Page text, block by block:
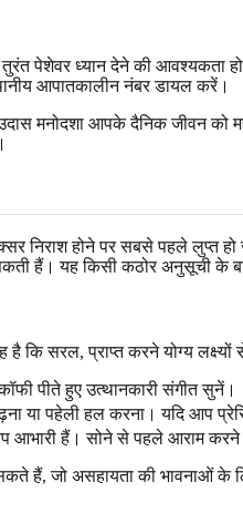
तुरंत पेशेवर ध्यान देने की
आपातकालीन नंबर डायल करें।
मनोदशा आपके दैनिक जीवन को
निराश होने पर सबसे पहले लुप्त
हैं। यह किसी कठोर अनुसूची के
सरल, प्राप्त करने योग्य लक्ष्यों
पीते हुए उत्थानकारी संगीत सुनें।
या पहेली हल करना। यदि आप
हैं। सोने से पहले आराम करने
हैं, जो असहायता की भावनाओं के